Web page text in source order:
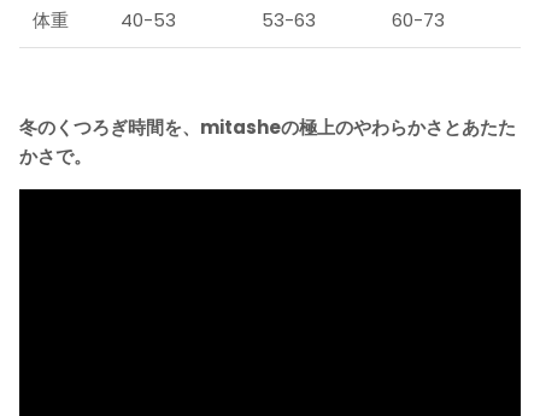
体重 40-53 53-63 60-73
冬のくつろぎ時間を、mitasheの極上のやわらかさとあたた
かさで。